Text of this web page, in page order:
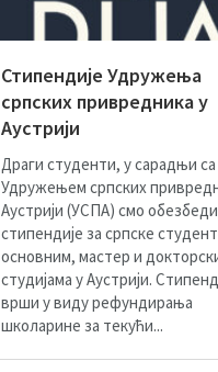
Стипендије Удружења
српских привредника у
Аустрији
Драги студенти, у сарадњи са
Удружењем српских
Аустрији (УСПА) смо
стипендије за српске
основним, мастер и
студијама у Аустрији.
врши у виду рефундирања
школарине за текући...